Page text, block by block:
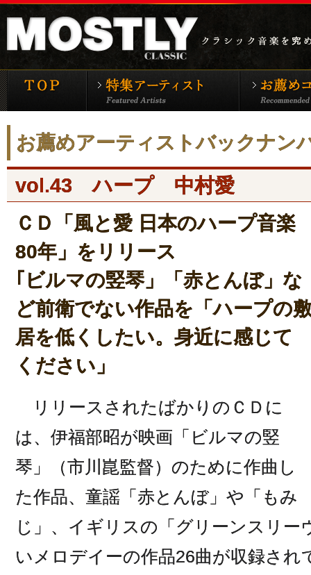
モーストリー・クラシックTOP 特集アーティ
お薦めアーティストバックナン
vol.43 ハープ 中村愛
ＣＤ「風と愛 日本のハープ音楽
80年」をリリース
｢ビルマの竪琴」「赤とんぼ」な
ど前衛でない作品を「ハープの
居を低くしたい。身近に感じて
ください」
リリースされたばかりのＣＤに
は、伊福部昭が映画「ビルマの竪
琴」（市川崑監督）のために作曲し
た作品、童謡「赤とんぼ」や「もみ
じ」、イギリスの「グリーンスリー
いメロデイーの作品26曲が収録され